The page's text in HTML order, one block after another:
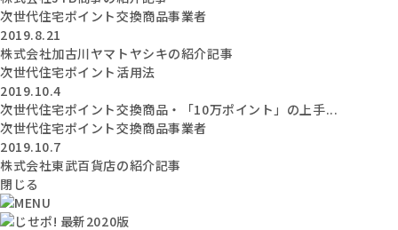
次世代住宅ポイント交換商品事業者
2019.8.21
株式会社加古川ヤマトヤシキの紹介記事
次世代住宅ポイント活用法
2019.10.4
次世代住宅ポイント交換商品・「10万ポイント」の上手...
次世代住宅ポイント交換商品事業者
2019.10.7
株式会社東武百貨店の紹介記事
閉じる